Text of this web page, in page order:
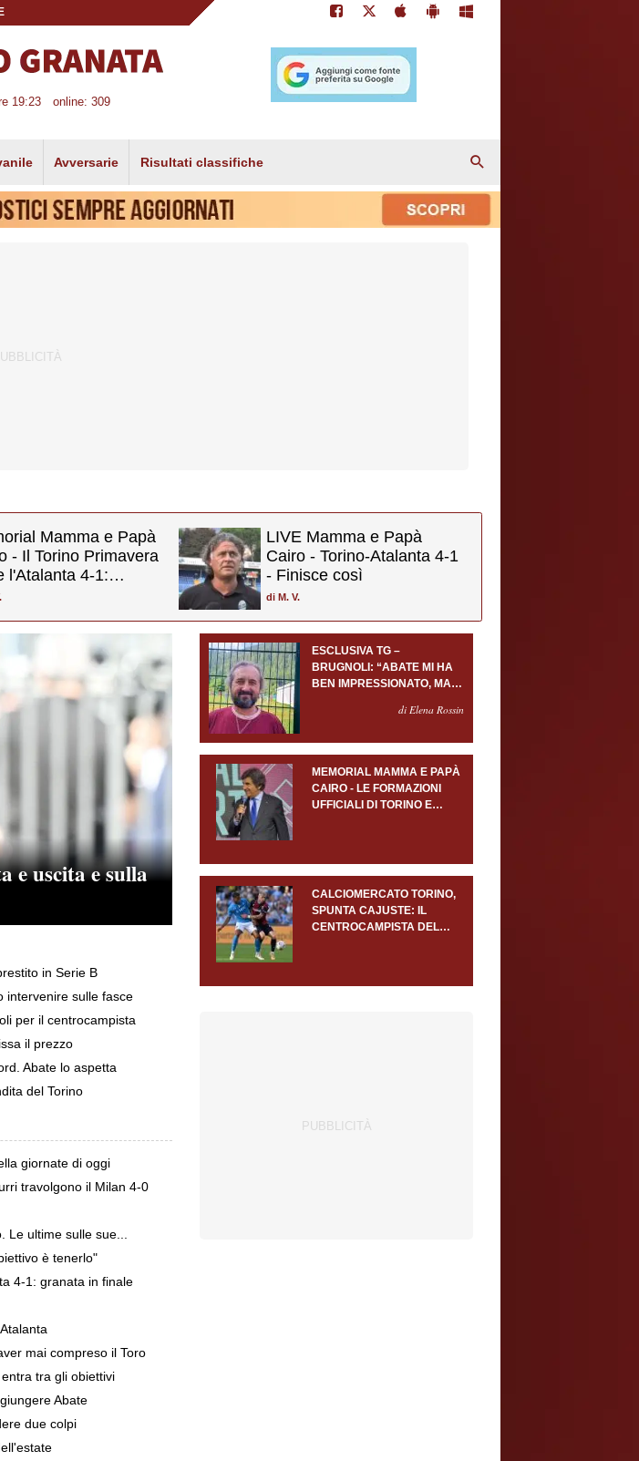
19:23 online: 309
Avversarie Risultati classifiche
Mamma e Papà
- Il Torino Primavera
l'Atalanta 4-1:
in finale
LIVE Mamma e Papà
Cairo - Torino-Atalanta 4-1
- Finisce così
di M. V.
e uscita e sulla
in Serie B
intervenire sulle fasce
per il centrocampista
il prezzo
Abate lo aspetta
del Torino
giornate di oggi
travolgono il Milan 4-0
Le ultime sulle sue...
è tenerlo"
4-1: granata in finale
mai compreso il Toro
tra gli obiettivi
Abate
due colpi
ESCLUSIVA TG –
BRUGNOLI: “ABATE MI HA
BEN IMPRESSIONATO, MA
PORTIERE SERVONOdi Elena Rossin
MEMORIAL MAMMA E PAPÀ
CAIRO - LE FORMAZIONI
UFFICIALI DI TORINO E
CALCIOMERCATO TORINO,
SPUNTA CAJUSTE: IL
CENTROCAMPISTA DEL